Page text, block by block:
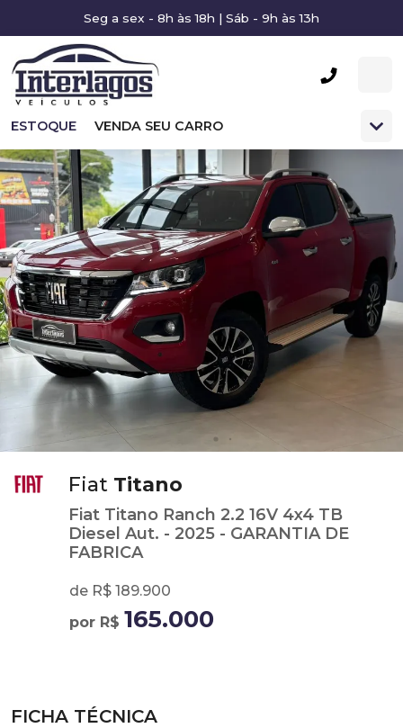
Seg a sex - 8h às 18h | Sáb - 9h às 13h
ESTOQUE VENDA SEU CARRO
Fiat Titano
Fiat Titano Ranch 2.2 16V 4x4 TB
Diesel Aut. - 2025 - GARANTIA DE
FABRICA
de R$ 189.900
por R$ 165.000
FICHA TÉCNICA